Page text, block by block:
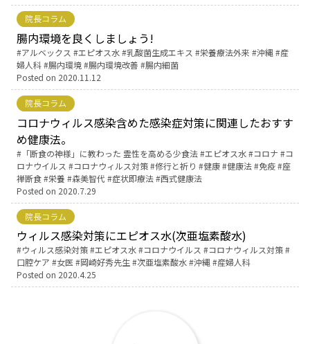
院長コラム
腸内環境を良くしましょう!
Tags:
アルベックス エピオス水 乳酸菌生成エキス 栄養療法外来 沖縄
産
婦人科 腸内環境 腸内環境改善
腸内細菌
Posted on 2020.11.12
院長コラム
コロナウィルス感染含めた感染症対策に関連したおすす
め健康法。
Tags:「断食の神様」に教わった 霊性を高める少食法 エピオス水 コロナ
コ
ロナウイルス
コロナウィルス対策 修行と祈り 健康 健康法 免疫
座
禅断食
栄養 森美智代 症状即療法 西式健康法
Posted on 2020.7.29
院長コラム
ウィルス感染対策にエピオス水(次亜塩素酸水)
Tags:
ウィルス感染対策 エピオス水 コロナウイルス
コロナウィルス対策
口腔ケア
女医 岡崎好秀先生 次亜塩素酸水 沖縄
産婦人科
Posted on 2020.4.25